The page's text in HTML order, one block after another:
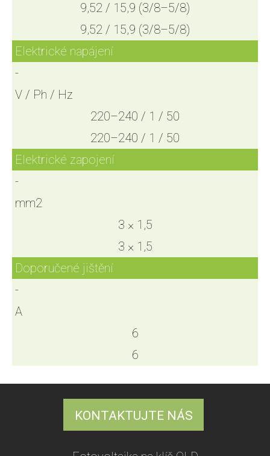
9,52 / 15,9 (3/8–5/8)
9,52 / 15,9 (3/8–5/8)
Elektrické napájení
-
V / Ph / Hz
220–240 / 1 / 50
220–240 / 1 / 50
Elektrické zapojení
-
mm2
3 × 1,5
3 × 1,5
Doporučené jištění
-
A
6
6
KONTAKTUJTE NÁS